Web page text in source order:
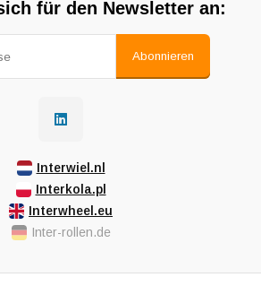
für den Newsletter an:
Abonnieren
Interwiel.nl
Interkola.pl
Interwheel.eu
Inter-rollen.de